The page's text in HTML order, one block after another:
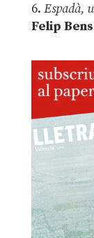
6. Espadà,
Felip Bens